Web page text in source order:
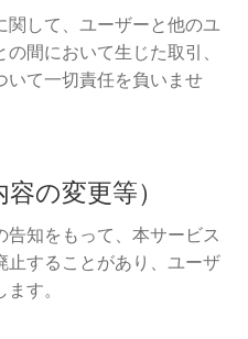
関して、ユーザーと他のユ
間において生じた取引、
いて一切責任を負いませ
の変更等）
知をもって、本サービス
止することがあり、ユーザ
す。